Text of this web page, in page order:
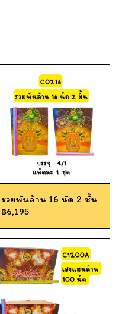
รวยพันล้าน 16 นัด 2 ชั้น
฿6,195